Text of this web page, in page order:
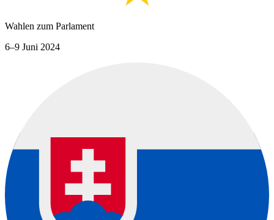
Wahlen zum Parlament
6–9 Juni 2024